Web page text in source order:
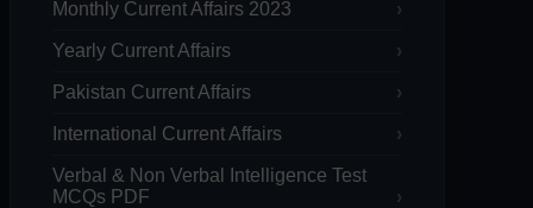
Monthly Current Affairs 2023
Yearly Current Affairs
Pakistan Current Affairs
International Current Affairs
Verbal & Non Verbal Intelligence Test
MCQs PDF